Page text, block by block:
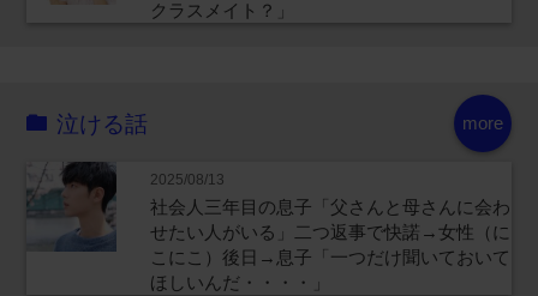
クラスメイト？」
more
泣ける話
2025/08/13
社会人三年目の息子「父さんと母さんに会わ
せたい人がいる」二つ返事で快諾→女性（に
こにこ）後日→息子「一つだけ聞いておいて
ほしいんだ・・・・」